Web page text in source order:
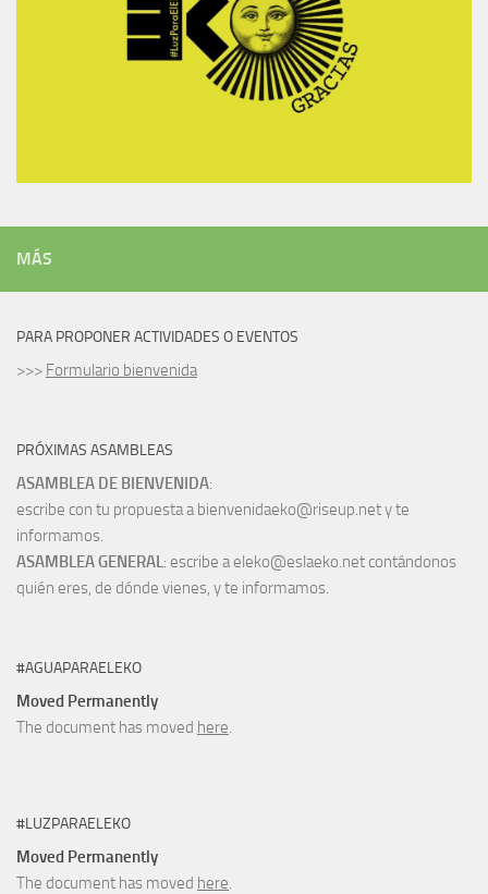
MÁS
PARA PROPONER ACTIVIDADES O EVENTOS
>>> Formulario bienvenida
PRÓXIMAS ASAMBLEAS
ASAMBLEA DE BIENVENIDA:
escribe con tu propuesta a bienvenidaeko@riseup.net y te
informamos.
ASAMBLEA GENERAL: escribe a eleko@eslaeko.net contándonos
quién eres, de dónde vienes, y te informamos.
#AGUAPARAELEKO
Moved Permanently
The document has moved here.
#LUZPARAELEKO
Moved Permanently
The document has moved here.